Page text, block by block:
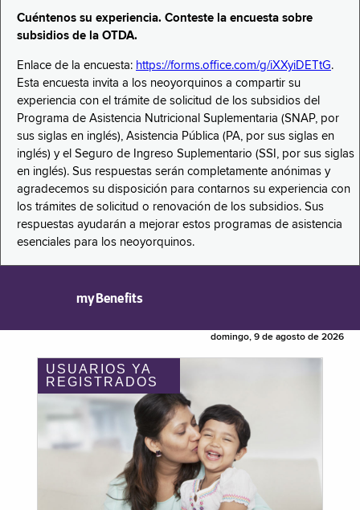
Cuéntenos su experiencia. Conteste la encuesta sobre
subsidios de la OTDA.
Enlace de la encuesta: https://forms.office.com/g/iXXyiDETtG.
Esta encuesta invita a los neoyorquinos a compartir su
experiencia con el trámite de solicitud de los subsidios del
Programa de Asistencia Nutricional Suplementaria (SNAP, por
sus siglas en inglés), Asistencia Pública (PA, por sus siglas en
inglés) y el Seguro de Ingreso Suplementario (SSI, por sus siglas
en inglés). Sus respuestas serán completamente anónimas y
agradecemos su disposición para contarnos su experiencia con
los trámites de solicitud o renovación de los subsidios. Sus
respuestas ayudarán a mejorar estos programas de asistencia
esenciales para los neoyorquinos.
myBenefits
domingo, 9 de agosto de 2026
USUARIOS YA
REGISTRADOS